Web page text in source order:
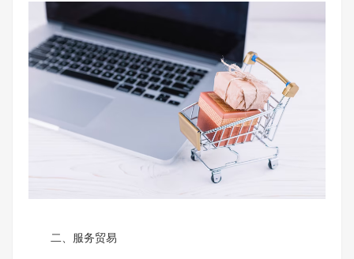
二、服务贸易